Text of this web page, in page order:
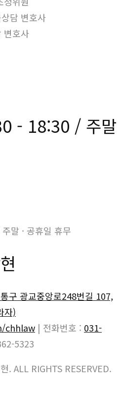
담 변호사
변호사
- 18:30 / 주말
말 · 공휴일 휴무
구 광교중앙로248번길 107,
자)
chhlaw | 전화번호 : 031-
5323
. ALL RIGHTS RESERVED.